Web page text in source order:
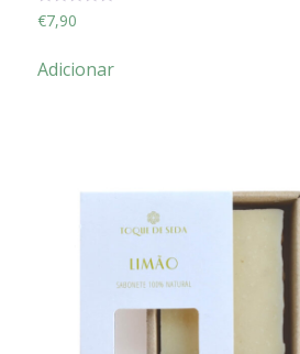
Avaliação
0
€7,90
Adicionar